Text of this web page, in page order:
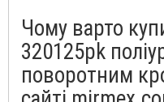
Чому варто
320125pk
поворотним